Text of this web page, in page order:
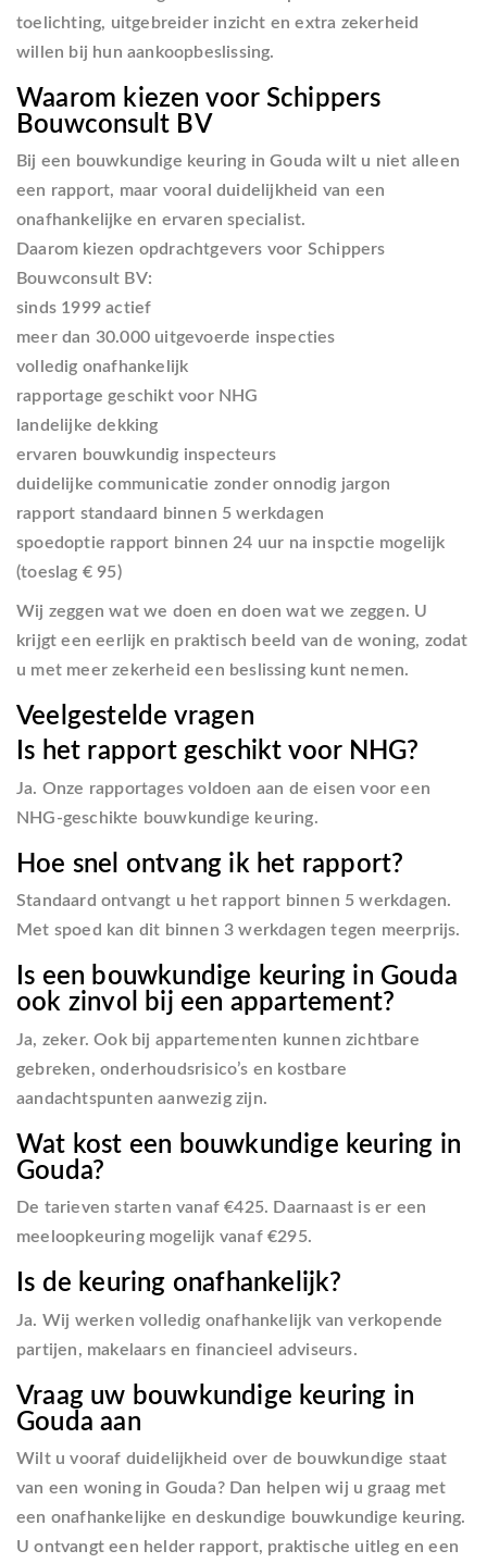
toelichting, uitgebreider inzicht en extra zekerheid
willen bij hun aankoopbeslissing.
Waarom kiezen voor Schippers
Bouwconsult BV
Bij een bouwkundige keuring in Gouda wilt u niet alleen
een rapport, maar vooral duidelijkheid van een
onafhankelijke en ervaren specialist.
Daarom kiezen opdrachtgevers voor Schippers
Bouwconsult BV:
sinds 1999 actief
meer dan 30.000 uitgevoerde inspecties
volledig onafhankelijk
rapportage geschikt voor NHG
landelijke dekking
ervaren bouwkundig inspecteurs
duidelijke communicatie zonder onnodig jargon
rapport standaard binnen 5 werkdagen
spoedoptie rapport binnen 24 uur na inspctie mogelijk
(toeslag € 95)
Wij zeggen wat we doen en doen wat we zeggen. U
krijgt een eerlijk en praktisch beeld van de woning, zodat
u met meer zekerheid een beslissing kunt nemen.
Veelgestelde vragen
Is het rapport geschikt voor NHG?
Ja. Onze rapportages voldoen aan de eisen voor een
NHG-geschikte bouwkundige keuring.
Hoe snel ontvang ik het rapport?
Standaard ontvangt u het rapport binnen 5 werkdagen.
Met spoed kan dit binnen 3 werkdagen tegen meerprijs.
Is een bouwkundige keuring in Gouda
ook zinvol bij een appartement?
Ja, zeker. Ook bij appartementen kunnen zichtbare
gebreken, onderhoudsrisico’s en kostbare
aandachtspunten aanwezig zijn.
Wat kost een bouwkundige keuring in
Gouda?
De tarieven starten vanaf €425. Daarnaast is er een
meeloopkeuring mogelijk vanaf €295.
Is de keuring onafhankelijk?
Ja. Wij werken volledig onafhankelijk van verkopende
partijen, makelaars en financieel adviseurs.
Vraag uw bouwkundige keuring in
Gouda aan
Wilt u vooraf duidelijkheid over de bouwkundige staat
van een woning in Gouda? Dan helpen wij u graag met
een onafhankelijke en deskundige bouwkundige keuring.
U ontvangt een helder rapport, praktische uitleg en een